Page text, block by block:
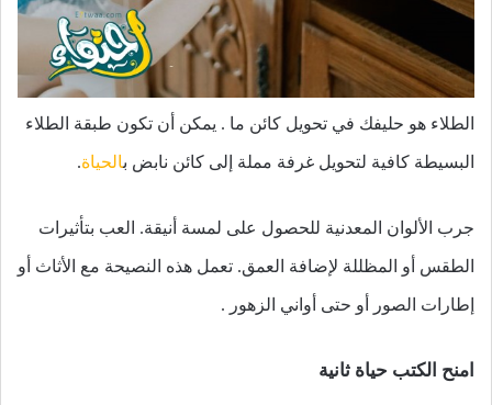
الطلاء هو حليفك في تحويل كائن ما . يمكن أن تكون طبقة الطلاء
البسيطة كافية لتحويل غرفة مملة إلى كائن نابض بالحياة.
جرب الألوان المعدنية للحصول على لمسة أنيقة. العب بتأثيرات
الطقس أو المظللة لإضافة العمق. تعمل هذه النصيحة مع الأثاث أو
إطارات الصور أو حتى أواني الزهور .
امنح الكتب حياة ثانية